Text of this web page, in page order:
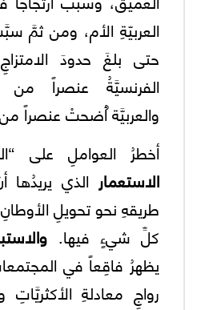
العربيّةِ الأم، ومن ثمَّ
حتى بلغَ حدودَ
الفرنسيَّةُ عنصراً من
والعربيَّة ُأضحتْ عنصراً
أخطرُ العواملِ على
الاستعمار الذي
طريقهِ نحو تحويلِ
كلِّ شيءٍ فيها.
يظهرُ فاقِعاً في
رواجِ معادلةِ